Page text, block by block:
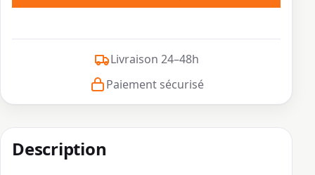
Livraison 24–48h
Paiement sécurisé
Description